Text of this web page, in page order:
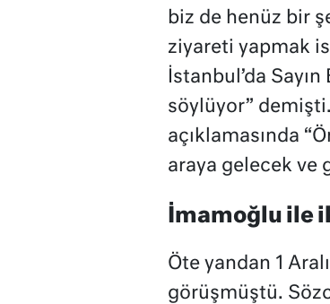
biz de henüz bir
ziyareti yapmak
İstanbul’da
söylüyor” demişti.
açıklamasında
araya gelecek ve
İmamoğlu ile
Öte yandan 1
görüşmüştü.